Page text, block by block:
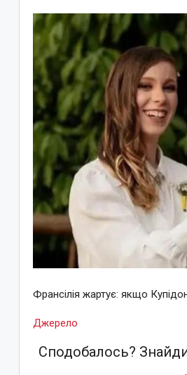
Франсілія жартує: якщо
Джерело
Сподобалось?